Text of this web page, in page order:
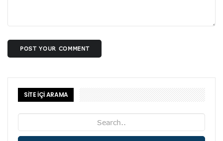
POST YOUR COMMENT
SİTE İÇİ ARAMA